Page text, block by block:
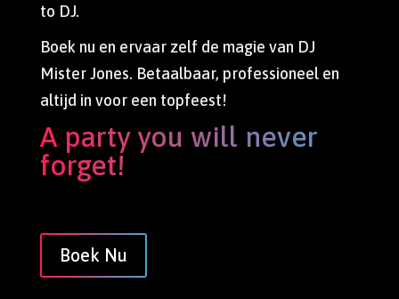
to DJ.
Boek nu en ervaar zelf de magie van DJ
Mister Jones. Betaalbaar, professioneel en
altijd in voor een topfeest!
A party you will never
forget!
Boek Nu